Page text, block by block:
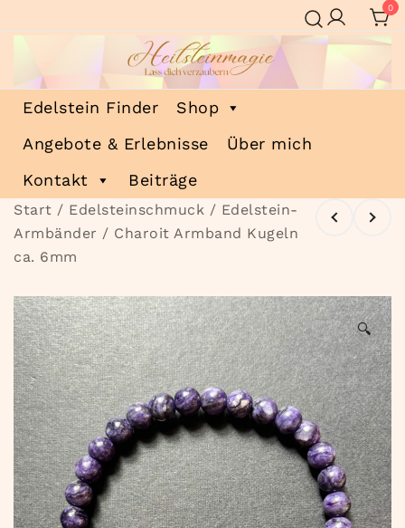
Inhalt
0
Heilsteinmagie
Lass dich verzaubern
Edelstein Finder
Shop
Angebote & Erlebnisse
Über mich
Kontakt
Beiträge
Start / Edelsteinschmuck / Edelstein-
Armbänder / Charoit Armband Kugeln
ca. 6mm
🔍